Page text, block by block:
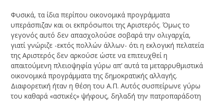
Φυσικά, τα ίδια περίπου οικονομικά προγράμματα
υπεράσπιζαν και οι εκπρόσωποι της Αριστερός. Όμως το
γεγονός αυτό δεν απασχολούσε σοβαρά την ολιγαρχία,
γιατί γνώριζε -εκτός πολλών άλλων- ότι η εκλογική πελατεία
της Αριστερός δεν αρκούσε ώστε να επιτευχθεί η
απαιτούμενη πλειοψηφία γύρω απ’ αυτά τα μεταρρυθμιστικά
οικονομικά προγράμματα της δημοκρατικής αλλαγής.
Διαφορετική ήταν η θέση του Α.Π. Αυτός συσπείρωνε γύρω
του καθαρά «αστικές» ψήφους, δηλαδή την πατροπαράδοτη